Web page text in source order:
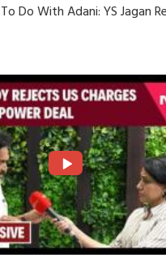
Do With Adani: YS Jagan